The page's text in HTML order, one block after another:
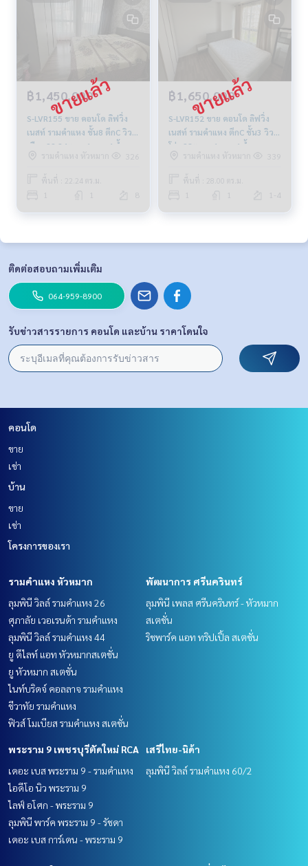
฿1,450,000
S-LVR155 ขาย คอนโด ลิฟวิ่ง
เนสท์ รามคำแหง ชั้น8 ตึกC วิว
เมือง 22.24ตรม. 1นอน 1น้ำ
1.45 ล้าน 0649598900
รามคำแหง หัวหมาก 326
พื้นที่ : 22.24 ตร.ม.
8
฿1,650,000
S-LVR152 ขาย คอนโด ลิฟวิ่ง
เนสท์ รามคำแหง ตึกC ชั้น3 วิว
โล่ง 28ตร.ม. 1นอน 1น้ำ
1.65ล้าน 064-959-8900
รามคำแหง หัวหมาก 339
พื้นที่ : 28.00 ตร.ม.
1-4
ติดต่อสอบถามเพิ่มเติม
064-959-8900
รับข่าวสารรายการ คอนโด และบ้าน ราคาโดนใจ
คอนโด
ขาย
เช่า
บ้าน
ขาย
เช่า
โครงการของเรา
รามคำแหง หัวหมาก
ลุมพินี วิลล์ รามคำแหง 26
ศุภาลัย เวอเรนด้า รามคำแหง
ลุมพินี วิลล์ รามคำแหง 44
ยู ดีไลท์ แอท หัวหมากสเตชั่น
ยู หัวหมาก สเตชั่น
ไนท์บริดจ์ คอลลาจ รามคำแหง
ชีวาทัย รามคำแหง
ฟิวส์ โมเบียส รามคำแหง สเตชั่น
พัฒนาการ ศรีนครินทร์
ลุมพินี เพลส ศรีนครินทร์ - หัวหมาก
สเตชั่น
ริชพาร์ค แอท ทริปเปิ้ล สเตชั่น
พระราม 9 เพชรบุรีตัดใหม่ RCA
เดอะ เบส พระราม 9 - รามคำแหง
ไอดีโอ นิว พระราม 9
ไลฟ์ อโศก - พระราม 9
ลุมพินี พาร์ค พระราม 9 - รัชดา
เดอะ เบส การ์เดน - พระราม 9
เสรีไทย-นิด้า
ลุมพินี วิลล์ รามคำแหง 60/2